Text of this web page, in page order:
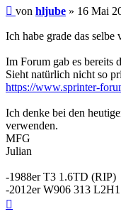
Beitrag
von hljube » 16 Mai
Ich habe grade das
Im Forum gab es bereits
Sieht natürlich nicht so
https://www.sprinter-
Ich denke bei den
verwenden.
MFG
Julian
-1988er T3 1.6TD (RIP)
-2012er W906 313 L2H1